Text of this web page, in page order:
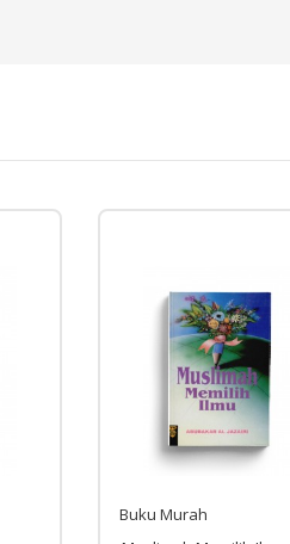
Buku Murah